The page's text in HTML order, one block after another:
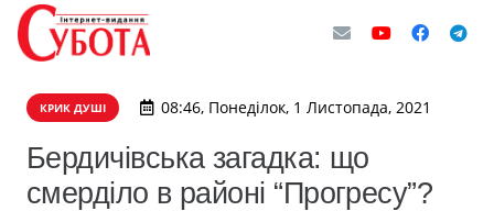
КРИК ДУШІ 08:46, Понеділок, 1 Листопада, 2021
Бердичівська загадка: що
смерділо в районі “Прогресу”?